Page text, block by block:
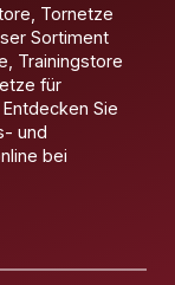
Tornetze
Sortiment
Trainingstore
für
Sie
und
bei